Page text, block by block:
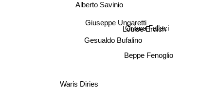
Alberto Savinio
Giuseppe Ungaretti
Gesualdo Bufalino
Oriana Fallaci
Waris Diries
Louise Erdich
Beppe Fenoglio